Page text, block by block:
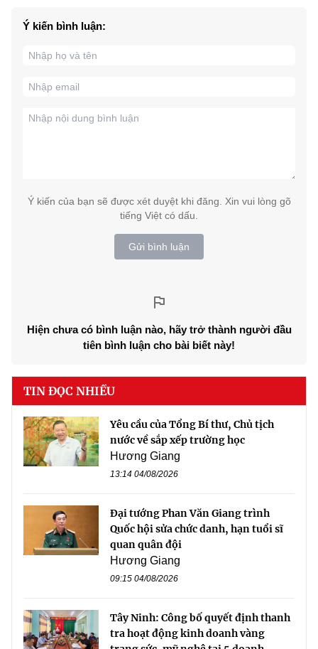
Ý kiến bình luận:
Ý kiến của bạn sẽ được xét duyệt khi đăng. Xin vui lòng gõ
tiếng Việt có dấu.
Gửi bình luận
Hiện chưa có bình luận nào, hãy trở thành người đầu
tiên bình luận cho bài biết này!
TIN ĐỌC NHIỀU
Yêu cầu của Tổng Bí thư, Chủ tịch
nước về sắp xếp trường học
Hương Giang
13:14 04/08/2026
Đại tướng Phan Văn Giang trình
Quốc hội sửa chức danh, hạn tuổi sĩ
quan quân đội
Hương Giang
09:15 04/08/2026
Tây Ninh: Công bố quyết định thanh
tra hoạt động kinh doanh vàng